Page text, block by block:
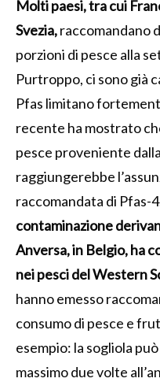
Molti paesi, tra cui
Svezia,raccomandano
porzioni di pesce alla
Purtroppo, ci sono già
Pfas limitano
recente ha mostrato
pesce proveniente
raggiungerebbe
raccomandata di Pfas-
contaminazione
Anversa, in Belgio, ha
nei pesci del Western
hanno emesso
consumo di pesce e
esempio: la sogliola
massimo due volte